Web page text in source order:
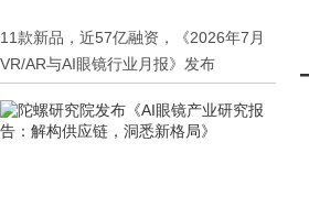
11款新品，近57亿融资，《2026年7月
VR/AR与AI眼镜行业月报》发布